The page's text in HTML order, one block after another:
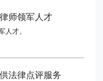
师领军人才
人才。
法律点评服务